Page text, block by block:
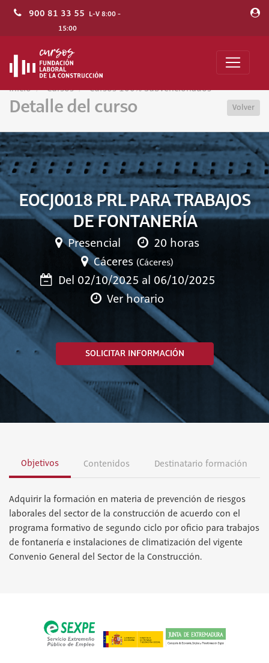
900 81 33 55 L-V 8:00 -
15:00
Inicio Cursos Cursos 100% Subvencionados
Detalle del curso Volver
EOCJ0018 PRL PARA TRABAJOS
DE FONTANERÍA
Presencial
20 horas
Cáceres (Cáceres)
Del 02/10/2025 al 06/10/2025
Ver horario
SOLICITAR INFORMACIÓN
Objetivos Contenidos Destinatario formación
Adquirir la formación en materia de prevención de riesgos
laborales del sector de la construcción de acuerdo con el
programa formativo de segundo ciclo por oficio para trabajos
de fontanería e instalaciones de climatización del vigente
Convenio General del Sector de la Construcción.